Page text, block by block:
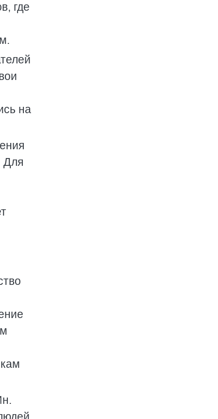
где
на
Для